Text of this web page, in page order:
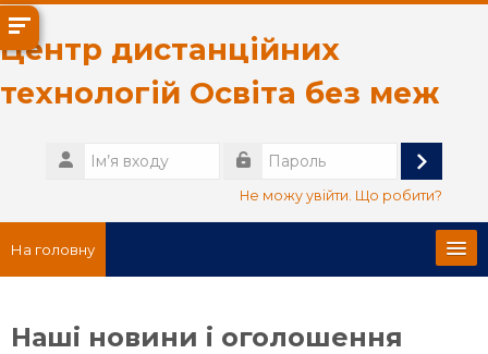
Перейти до головного вмісту
Центр дистанційних
технологій Освіта без меж
Ім’я
входу
Увійти
Не можу увійти. Що робити?
На головну
Наші новини і оголошення